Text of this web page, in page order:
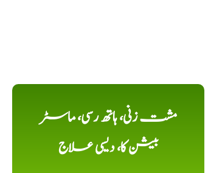
مشت زنی، ہاتھ رسی، ماسٹر
بیشن کا، دیسی علاج